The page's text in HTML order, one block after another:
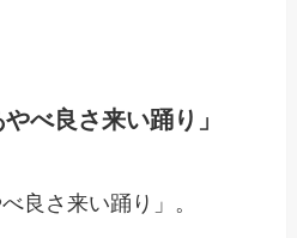
べ良さ来い踊り」
良さ来い踊り」。